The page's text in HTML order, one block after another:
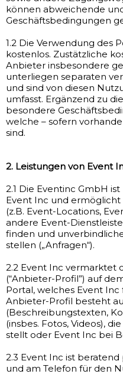
können abweichende
Geschäftsbedingungen
1.2 Die Verwendung des
kostenlos. Zustätzliche
Anbieter insbesondere
unterliegen separaten
und sind von diesen
umfasst. Ergänzend zu
besondere
welche – sofern
sind.
2. Leistungen von Event
2.1 Die Eventinc GmbH
Event Inc und ermöglicht
(z.B. Event-Locations,
andere Event-
finden und
stellen („Anfragen“).
2.2 Event Inc vermarktet
(“Anbieter-Profil”) auf
Portal, welches Event
Anbieter-Profil besteht
(Beschreibungstexten,
(insbes. Fotos, Videos),
stellt oder Event Inc bei
2.3 Event Inc ist
und am Telefon für den